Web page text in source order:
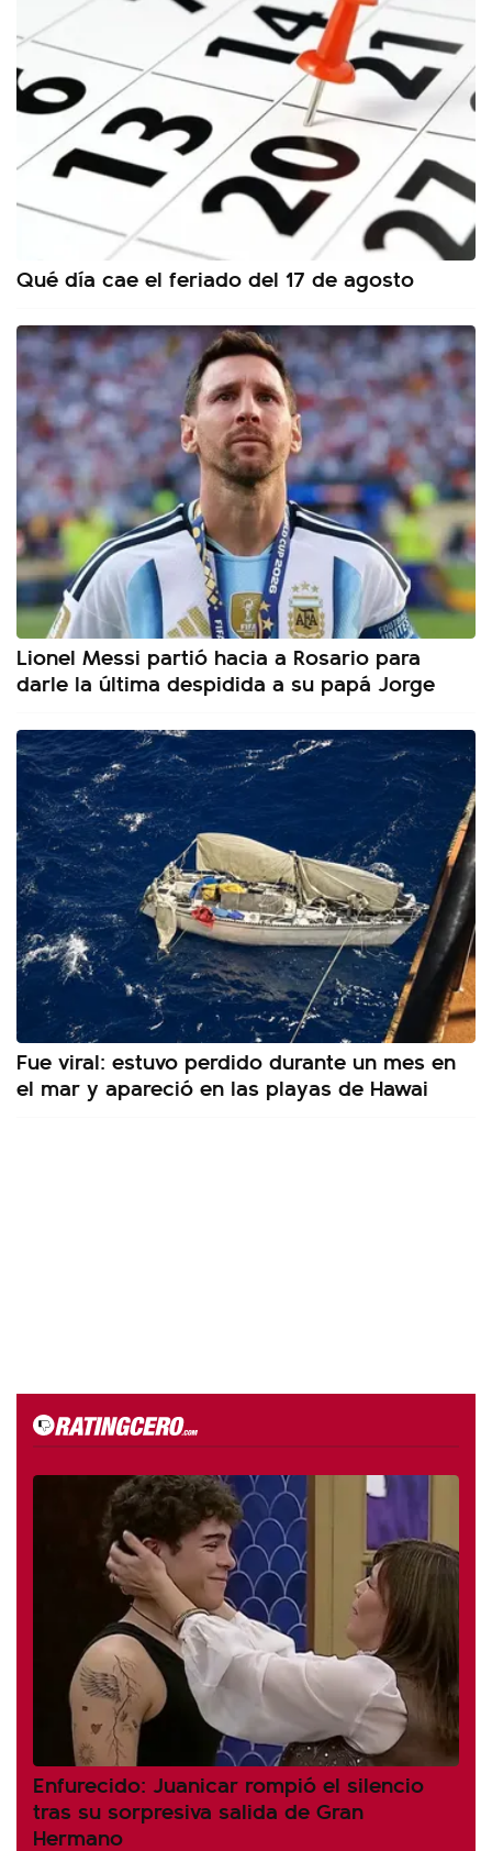
Qué día cae el feriado del 17 de agosto
Lionel Messi partió hacia a Rosario para
darle la última despidida a su papá Jorge
Fue viral: estuvo perdido durante un mes en
el mar y apareció en las playas de Hawai
Enfurecido: Juanicar rompió el silencio
tras su sorpresiva salida de Gran
Hermano